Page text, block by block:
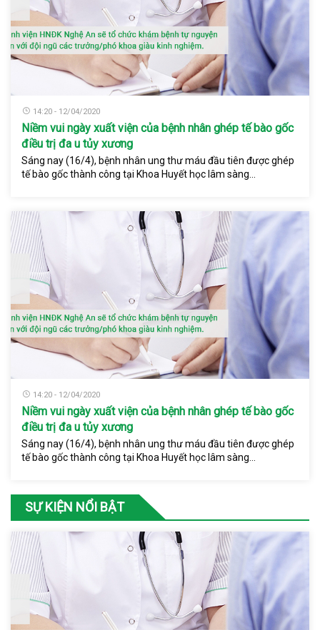
14:20 - 12/04/2020
Niềm vui ngày xuất viện của bệnh nhân ghép tế bào gốc
điều trị đa u tủy xương
Sáng nay (16/4), bệnh nhân ung thư máu đầu tiên được ghép
tế bào gốc thành công tại Khoa Huyết học lâm sàng...
14:20 - 12/04/2020
Niềm vui ngày xuất viện của bệnh nhân ghép tế bào gốc
điều trị đa u tủy xương
Sáng nay (16/4), bệnh nhân ung thư máu đầu tiên được ghép
tế bào gốc thành công tại Khoa Huyết học lâm sàng...
SỰ KIỆN NỔI BẬT